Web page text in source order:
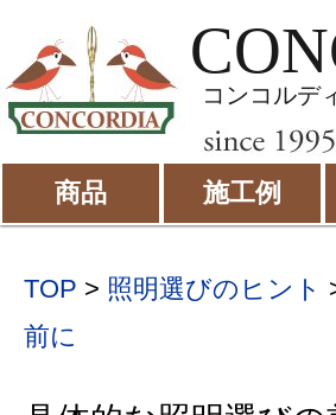
コンコルデ
商品 施工例
TOP > 照明選びのヒント
前に